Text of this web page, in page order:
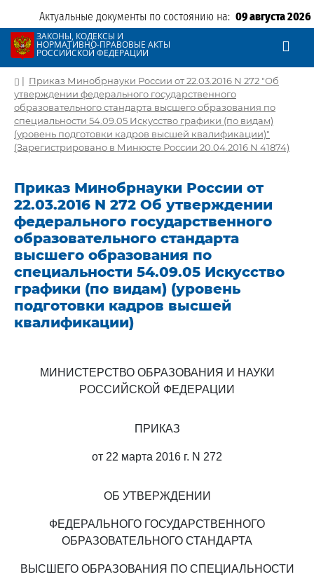
Актуальные документы по состоянию на: 09 августа 2026
ЗАКОНЫ, КОДЕКСЫ И
НОРМАТИВНО-ПРАВОВЫЕ АКТЫ
РОССИЙСКОЙ ФЕДЕРАЦИИ
| Приказ Минобрнауки России от 22.03.2016 N 272 "Об
утверждении федерального государственного
образовательного стандарта высшего образования по
специальности 54.09.05 Искусство графики (по видам)
(уровень подготовки кадров высшей квалификации)"
(Зарегистрировано в Минюсте России 20.04.2016 N 41874)
Приказ Минобрнауки России от
22.03.2016 N 272 Об утверждении
федерального государственного
образовательного стандарта
высшего образования по
специальности 54.09.05 Искусство
графики (по видам) (уровень
подготовки кадров высшей
квалификации)
МИНИСТЕРСТВО ОБРАЗОВАНИЯ И НАУКИ
РОССИЙСКОЙ ФЕДЕРАЦИИ
ПРИКАЗ
от 22 марта 2016 г. N 272
ОБ УТВЕРЖДЕНИИ
ФЕДЕРАЛЬНОГО ГОСУДАРСТВЕННОГО
ОБРАЗОВАТЕЛЬНОГО СТАНДАРТА
ВЫСШЕГО ОБРАЗОВАНИЯ ПО СПЕЦИАЛЬНОСТИ